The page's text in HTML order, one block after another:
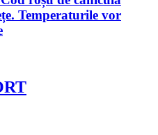
Temperaturile vor